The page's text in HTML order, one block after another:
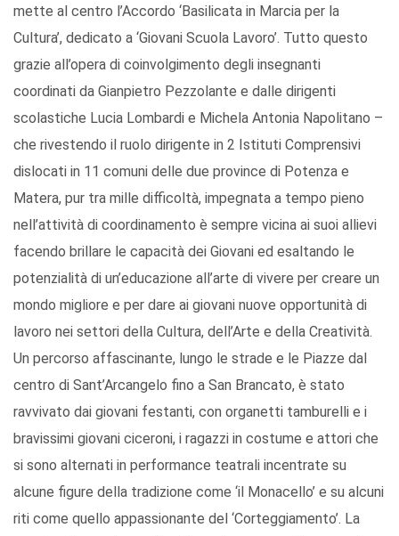
mette al centro l’Accordo ‘Basilicata in Marcia per la
Cultura’, dedicato a ‘Giovani Scuola Lavoro’. Tutto questo
grazie all’opera di coinvolgimento degli insegnanti
coordinati da Gianpietro Pezzolante e dalle dirigenti
scolastiche Lucia Lombardi e Michela Antonia Napolitano –
che rivestendo il ruolo dirigente in 2 Istituti Comprensivi
dislocati in 11 comuni delle due province di Potenza e
Matera, pur tra mille difficoltà, impegnata a tempo pieno
nell’attività di coordinamento è sempre vicina ai suoi allievi
facendo brillare le capacità dei Giovani ed esaltando le
potenzialità di un’educazione all’arte di vivere per creare un
mondo migliore e per dare ai giovani nuove opportunità di
lavoro nei settori della Cultura, dell’Arte e della Creatività.
Un percorso affascinante, lungo le strade e le Piazze dal
centro di Sant’Arcangelo fino a San Brancato, è stato
ravvivato dai giovani festanti, con organetti tamburelli e i
bravissimi giovani ciceroni, i ragazzi in costume e attori che
si sono alternati in performance teatrali incentrate su
alcune figure della tradizione come ‘il Monacello’ e su alcuni
riti come quello appassionante del ‘Corteggiamento’. La